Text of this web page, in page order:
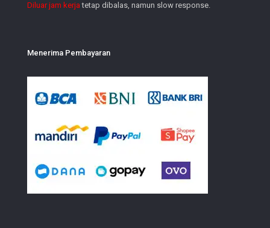
Diluar jam kerja tetap dibalas, namun slow response.
Menerima Pembayaran